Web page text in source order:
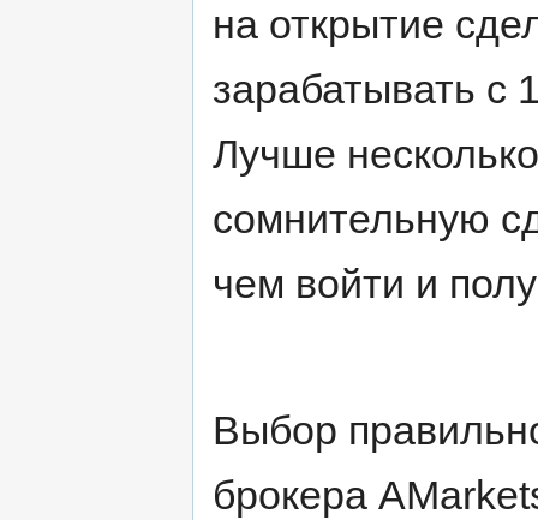
на открытие
зарабатывать с
Лучше
сомнительную
чем войти и
Выбор
брокера